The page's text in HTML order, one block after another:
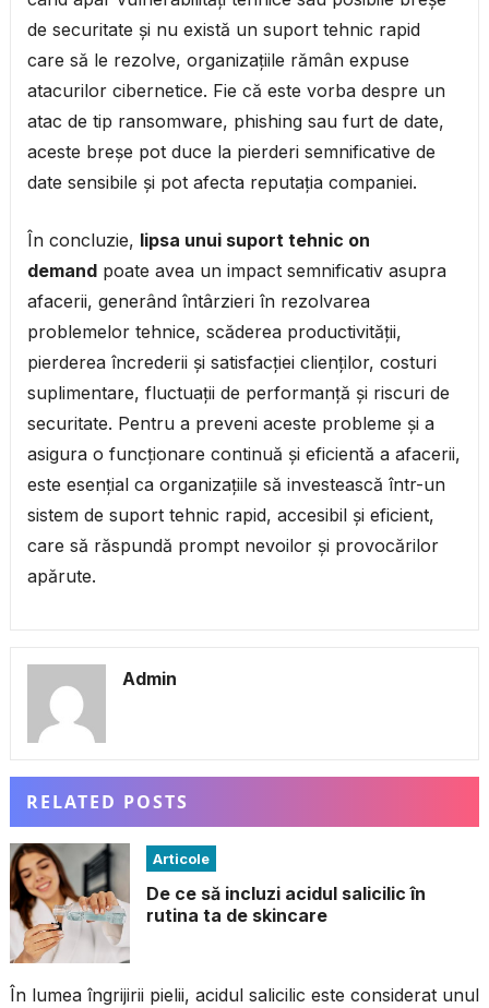
de securitate și nu există un suport tehnic rapid
care să le rezolve, organizațiile rămân expuse
atacurilor cibernetice. Fie că este vorba despre un
atac de tip ransomware, phishing sau furt de date,
aceste breșe pot duce la pierderi semnificative de
date sensibile și pot afecta reputația companiei.
În concluzie, lipsa unui suport tehnic on
demandpoate avea un impact semnificativ asupra
afacerii, generând întârzieri în rezolvarea
problemelor tehnice, scăderea productivității,
pierderea încrederii și satisfacției clienților, costuri
suplimentare, fluctuații de performanță și riscuri de
securitate. Pentru a preveni aceste probleme și a
asigura o funcționare continuă și eficientă a afacerii,
este esențial ca organizațiile să investească într-un
sistem de suport tehnic rapid, accesibil și eficient,
care să răspundă prompt nevoilor și provocărilor
apărute.
Admin
RELATED POSTS
Articole
De ce să incluzi acidul salicilic în
rutina ta de skincare
În lumea îngrijirii pielii, acidul salicilic este considerat unul